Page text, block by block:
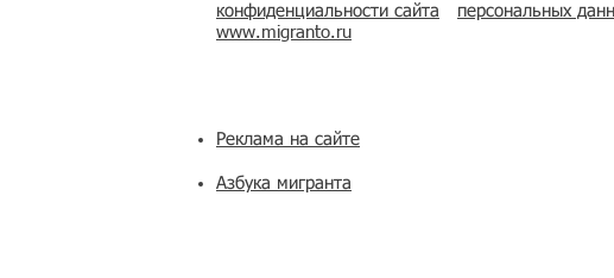
конфиденциальности сайта
www.migranto.ru
персональных
Реклама на сайте
Азбука мигранта